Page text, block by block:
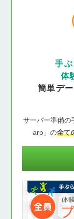
手ぶ
体
簡単デ
サーバー準備の
arp」の全て